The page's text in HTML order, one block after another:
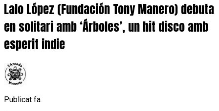
Lalo López (Fundación Tony Manero) debuta
en solitari amb ‘Árboles’, un hit disco amb
esperit indie
Publicat fa